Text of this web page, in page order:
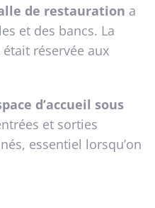
de restauration a
et des bancs. La
réservée aux
d’accueil sous
et sorties
essentiel lorsqu’on